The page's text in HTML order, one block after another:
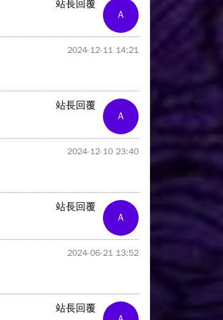
A
站長回覆
2024-12-11 14:21
A
站長回覆
2024-12-10 23:40
A
站長回覆
2024-06-21 13:52
站長回覆